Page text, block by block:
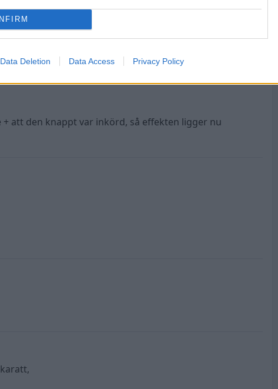
Data Deletion Data Access Privacy Policy
kvar)
att den knappt var inkörd, så effekten ligger nu